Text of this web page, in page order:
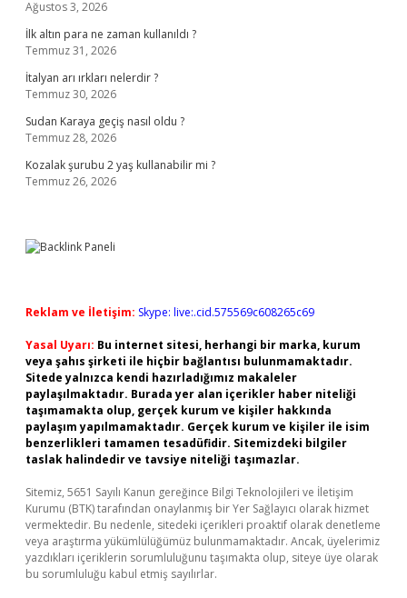
Ağustos 3, 2026
İlk altın para ne zaman kullanıldı ?
Temmuz 31, 2026
İtalyan arı ırkları nelerdir ?
Temmuz 30, 2026
Sudan Karaya geçiş nasıl oldu ?
Temmuz 28, 2026
Kozalak şurubu 2 yaş kullanabilir mi ?
Temmuz 26, 2026
Reklam ve İletişim: Skype: live:.cid.575569c608265c69
Yasal Uyarı: Bu internet sitesi, herhangi bir marka, kurum
veya şahıs şirketi ile hiçbir bağlantısı bulunmamaktadır.
Sitede yalnızca kendi hazırladığımız makaleler
paylaşılmaktadır. Burada yer alan içerikler haber niteliği
taşımamakta olup, gerçek kurum ve kişiler hakkında
paylaşım yapılmamaktadır. Gerçek kurum ve kişiler ile isim
benzerlikleri tamamen tesadüfidir. Sitemizdeki bilgiler
taslak halindedir ve tavsiye niteliği taşımazlar.
Sitemiz, 5651 Sayılı Kanun gereğince Bilgi Teknolojileri ve İletişim
Kurumu (BTK) tarafından onaylanmış bir Yer Sağlayıcı olarak hizmet
vermektedir. Bu nedenle, sitedeki içerikleri proaktif olarak denetleme
veya araştırma yükümlülüğümüz bulunmamaktadır. Ancak, üyelerimiz
yazdıkları içeriklerin sorumluluğunu taşımakta olup, siteye üye olarak
bu sorumluluğu kabul etmiş sayılırlar.